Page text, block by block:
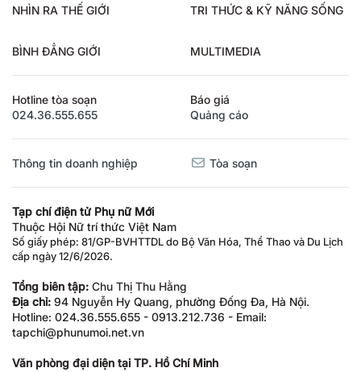
NHÌN RA THẾ GIỚI TRI THỨC & KỸ NĂNG SỐNG
BÌNH ĐẲNG GIỚI MULTIMEDIA
Hotline tòa soạn
024.36.555.655
Báo giá
Quảng cáo
Thông tin doanh nghiệp Tòa soạn
Tạp chí điện tử Phụ nữ Mới
Thuộc Hội Nữ trí thức Việt Nam
Số giấy phép: 81/GP-BVHTTDL do Bộ Văn Hóa, Thể Thao và Du Lịch
cấp ngày 12/6/2026.
Tổng biên tập: Chu Thị Thu Hằng
Địa chỉ: 94 Nguyễn Hy Quang, phường Đống Đa, Hà Nội.
Hotline: 024.36.555.655 - 0913.212.736 - Email:
tapchi@phunumoi.net.vn
Văn phòng đại diện tại TP. Hồ Chí Minh